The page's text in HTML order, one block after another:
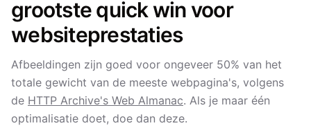
grootste quick win voor
websiteprestaties
Afbeeldingen zijn goed voor ongeveer 50% van het
totale gewicht van de meeste webpagina's, volgens
de HTTP Archive's Web Almanac. Als je maar één
optimalisatie doet, doe dan deze.